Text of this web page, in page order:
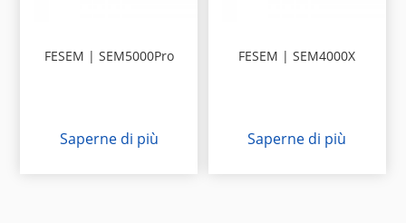
FESEM | SEM5000Pro
Saperne di più
FESEM | SEM4000X
Saperne di più